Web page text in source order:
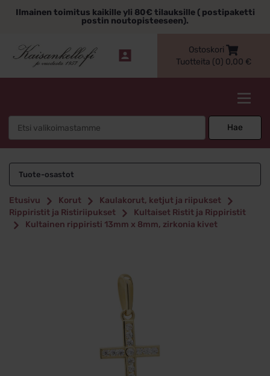
sisältöönIlmainen toimitus kaikille yli 80€ tilauksille ( postipaketti
postin noutopisteeseen).
Ostoskori
Tuotteita (0) 0,00 €
Hae
Tuote-osastot
Etusivu Korut
Kaulakorut, ketjut ja riipukset
Rippiristit ja Ristiriipukset
Kultaiset Ristit ja Rippiristit
Kultainen rippiristi 13mm x 8mm, zirkonia kivet